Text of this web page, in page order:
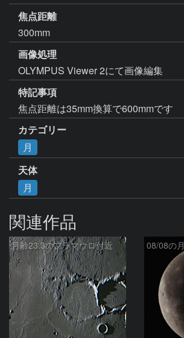
焦点距離
300mm
画像処理
OLYMPUS Viewer 2にて画像編集
特記事項
焦点距離は35mm換算で600mmです
カテゴリー
月
天体
月
関連作品
月齢23.3のフラマウロ付近 08/08の月